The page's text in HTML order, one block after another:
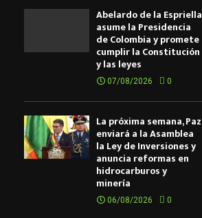
Abelardo de la Espriella
asume la Presidencia
de Colombia y promete
cumplir la Constitución
y las leyes
07/08/2026 0
La próxima semana, Paz
enviará a la Asamblea
la Ley de Inversiones y
anuncia reformas en
hidrocarburos y
minería
06/08/2026 0